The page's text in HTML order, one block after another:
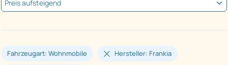
Fahrzeugart: Wohnmobile Hersteller: Frankia